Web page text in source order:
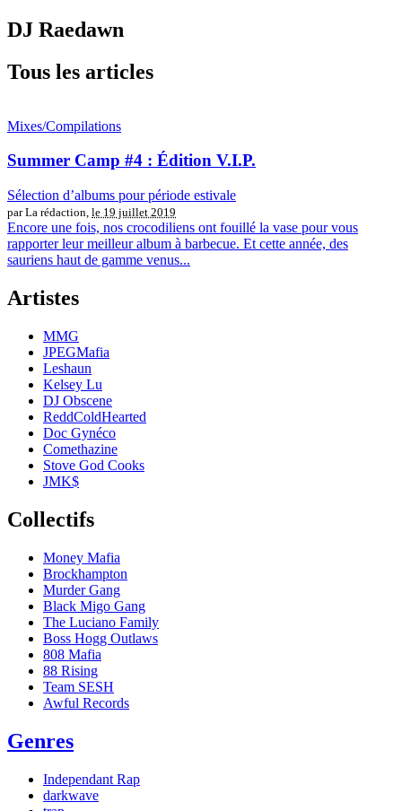
DJ Raedawn
Tous les articles
Mixes/Compilations
Summer Camp #4 : Édition V.I.P.
Sélection d’albums pour période estivale
par La rédaction, le 19 juillet 2019
Encore une fois, nos crocodiliens ont fouillé la vase pour vous
rapporter leur meilleur album à barbecue. Et cette année, des
sauriens haut de gamme venus...
Artistes
MMG
JPEGMafia
Leshaun
Kelsey Lu
DJ Obscene
ReddColdHearted
Doc Gynéco
Comethazine
Stove God Cooks
JMK$
Collectifs
Money Mafia
Brockhampton
Murder Gang
Black Migo Gang
The Luciano Family
Boss Hogg Outlaws
808 Mafia
88 Rising
Team SESH
Awful Records
Genres
Independant Rap
darkwave